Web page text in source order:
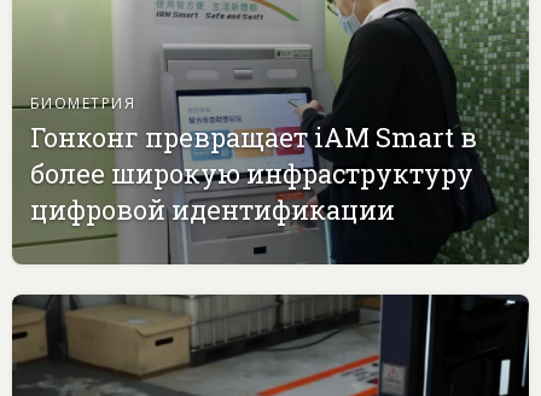
БИОМЕТРИЯ
Гонконг превращает iAM Smart в
более широкую инфраструктуру
цифровой идентификации